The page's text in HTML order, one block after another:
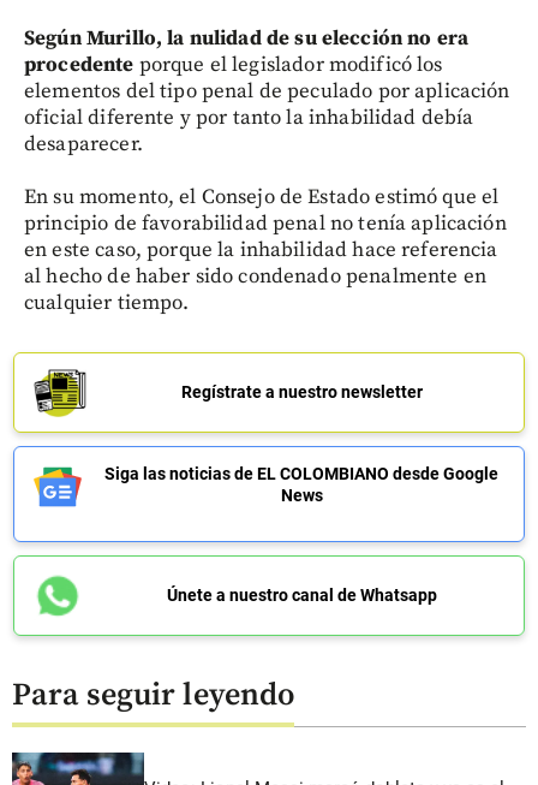
Según Murillo, la nulidad de su elección no era
procedente porque el legislador modificó los
elementos del tipo penal de peculado por aplicación
oficial diferente y por tanto la inhabilidad debía
desaparecer.
En su momento, el Consejo de Estado estimó que el
principio de favorabilidad penal no tenía aplicación
en este caso, porque la inhabilidad hace referencia
al hecho de haber sido condenado penalmente en
cualquier tiempo.
Regístrate a nuestro newsletter
Siga las noticias de EL COLOMBIANO desde Google
News
Únete a nuestro canal de Whatsapp
Para seguir leyendo